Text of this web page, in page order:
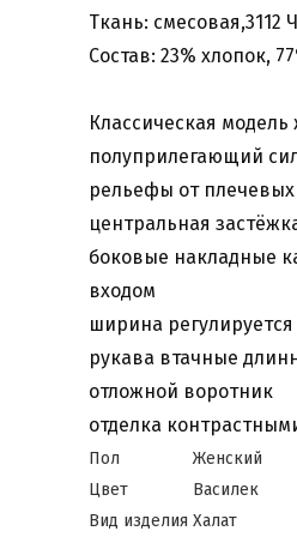
Ткань: смесовая,3112
Состав: 23% хлопок,
Классическая модель
полуприлегающий
рельефы от
центральная
боковые накладные
входом
ширина
рукава втачные
отложной воротник
отделка
Пол
Женский
Цвет
Василек
Вид изделия Халат